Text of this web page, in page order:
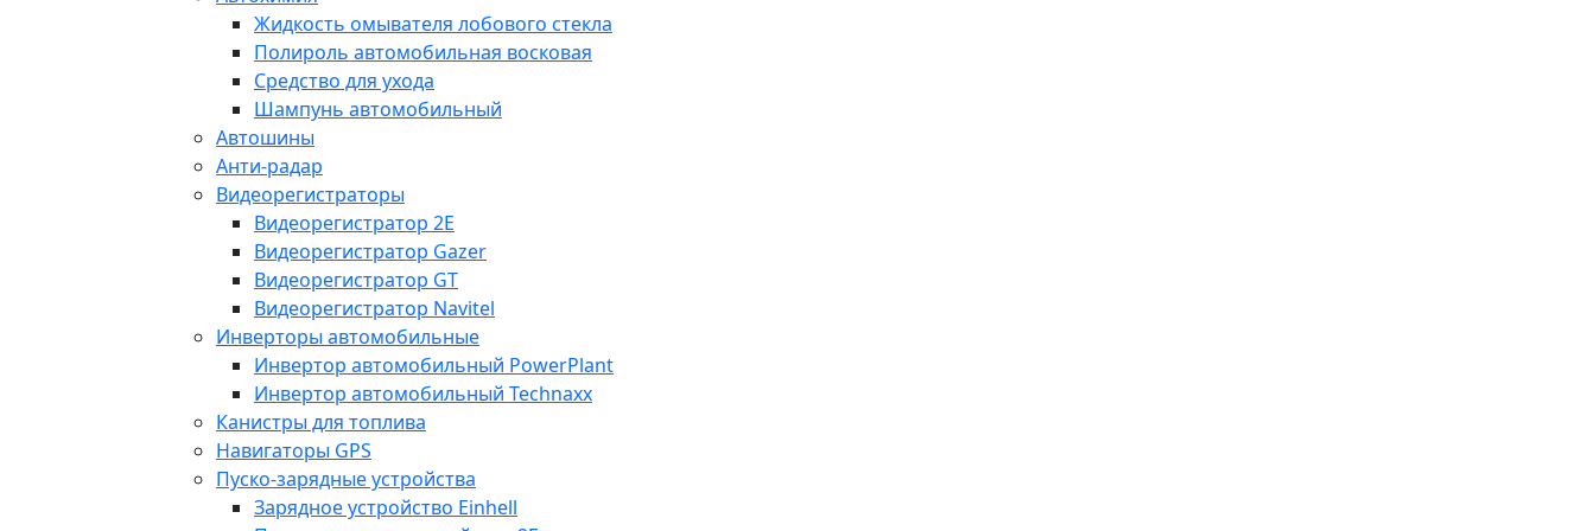
Жидкость омывателя лобового стекла
Полироль автомобильная восковая
Средство для ухода
Шампунь автомобильный
Автошины
Анти-радар
Видеорегистраторы
Видеорегистратор 2E
Видеорегистратор Gazer
Видеорегистратор GT
Видеорегистратор Navitel
Инверторы автомобильные
Инвертор автомобильный PowerPlant
Инвертор автомобильный Technaxx
Канистры для топлива
Навигаторы GPS
Пуско-зарядные устройства
Зарядное устройство Einhell